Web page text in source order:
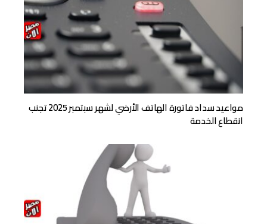
مواعيد سداد فاتورة الهاتف الأرضي لشهر سبتمبر 2025 تجنب
انقطاع الخدمة